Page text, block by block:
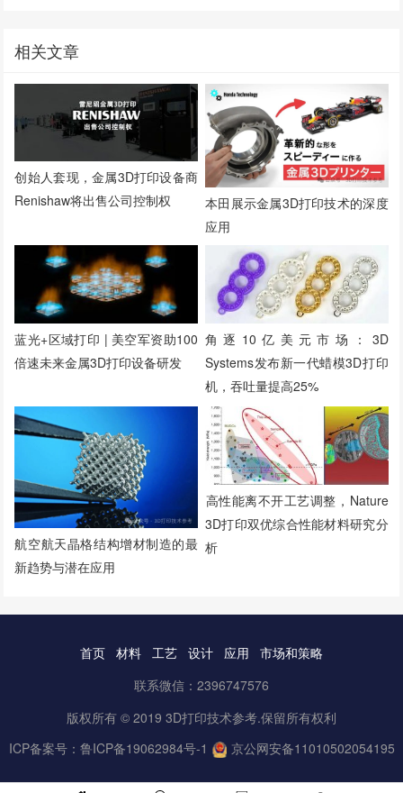
相关文章
创始人套现，金属3D打印设备商
Renishaw将出售公司控制权
本田展示金属3D打印技术的深度
应用
蓝光+区域打印 | 美空军资助100
倍速未来金属3D打印设备研发
角逐10亿美元市场：3D
Systems发布新一代蜡模3D打印
机，吞吐量提高25%
航空航天晶格结构增材制造的最
新趋势与潜在应用
​高性能离不开工艺调整，Nature
3D打印双优综合性能材料研究分
析
首页 材料 工艺 设计 应用
市场和策略
联系微信：2396747576
版权所有 © 2019 3D打印技术参考.保留所有权利
ICP备案号： 鲁ICP备19062984号-1 京公网安备11010502054195